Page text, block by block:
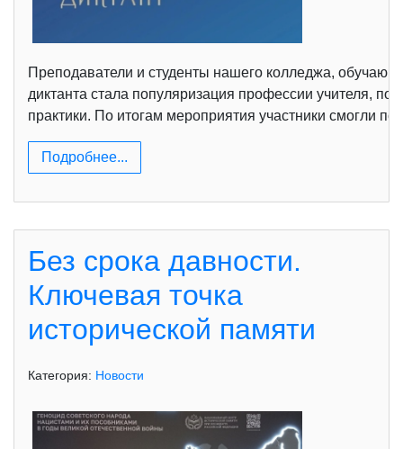
Преподаватели и студенты нашего колледжа,
диктанта стала популяризация профессии учителя,
практики. По итогам мероприятия участники смогли
Подробнее...
Без срока давности.
Ключевая точка
исторической памяти
Категория: Новости